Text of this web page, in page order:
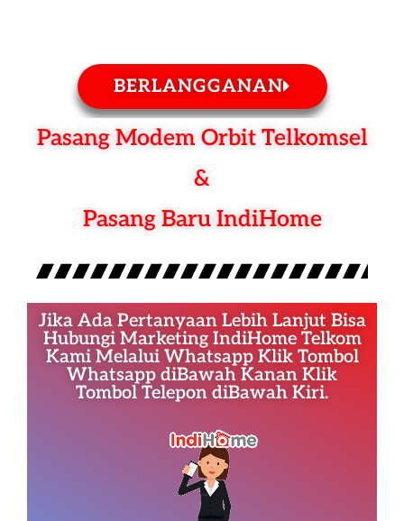
BERLANGGANAN
Pasang Modem Orbit Telkomsel
&
Pasang Baru IndiHome
Jika Ada Pertanyaan Lebih Lanjut Bisa
Hubungi Marketing IndiHome Telkom
Kami Melalui Whatsapp Klik Tombol
Whatsapp diBawah Kanan Klik
Tombol Telepon diBawah Kiri.